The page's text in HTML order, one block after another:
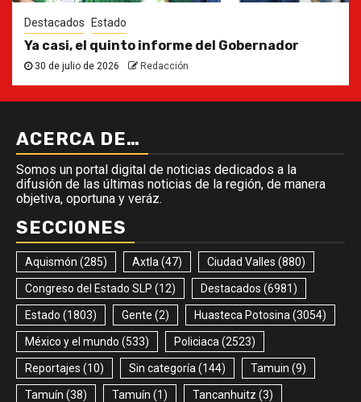
Destacados Estado
Ya casi, el quinto informe del Gobernador
30 de julio de 2026 Redacción
ACERCA DE…
Somos un portal digital de noticias dedicados a la
difusión de las últimas noticias de la región, de manera
objetiva, oportuna y veráz.
SECCIONES
Aquismón (285) Axtla(47) Ciudad Valles (880)
Congreso del Estado SLP (12) Destacados (6981)
Estado (1803) Gente (2) Huasteca Potosina(3054)
México y el mundo (533) Policiaca(2523)
Reportajes (10) Sin categoría(144) Tamuin (9)
Tamuín (38) Tamuín (1) Tancanhuitz (3)